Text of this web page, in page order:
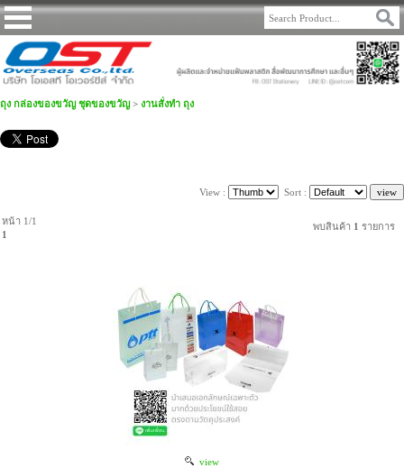
ถุง กล่องของขวัญ ชุดของขวัญ> งานสั่งทำ ถุง
View : Sort :
หน้า 1/1
1
พบสินค้า 1 รายการ
view